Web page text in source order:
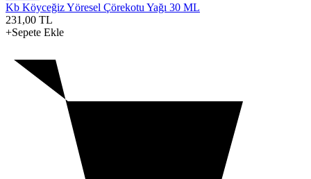
Kb Köyceğiz Yöresel Çörekotu Yağı 30 ML
231,00 TL
+Sepete Ekle